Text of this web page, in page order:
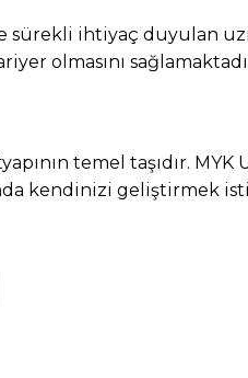
sürekli ihtiyaç duyulan
olmasını
temel taşıdır.
kendinizi geliştirmek